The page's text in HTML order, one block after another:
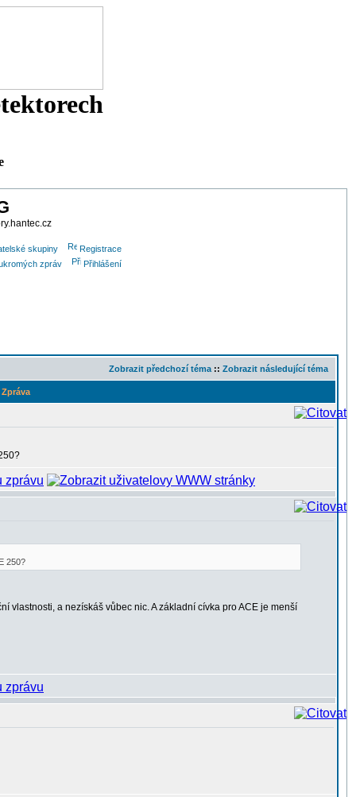
skupiny
Registrace
zpráv
Přihlášení
Zobrazit předchozí téma :: Zobrazit následující téma
Zpráva
250?
vlastnosti, a nezískáš vůbec nic. A základní cívka pro ACE je menší